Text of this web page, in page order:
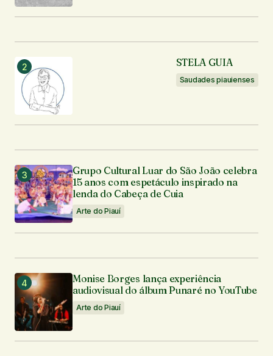
STELA GUIA
Saudades piauienses
Grupo Cultural Luar do São João celebra
15 anos com espetáculo inspirado na
lenda do Cabeça de Cuia
Arte do Piauí
Monise Borges lança experiência
audiovisual do álbum Punaré no YouTube
Arte do Piauí